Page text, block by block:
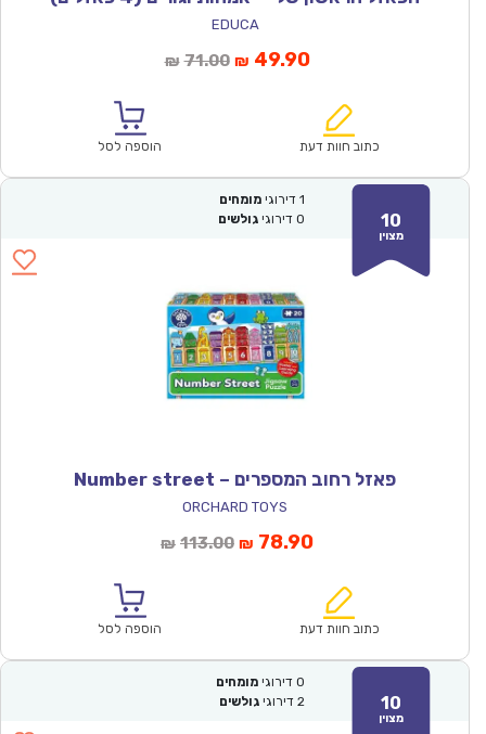
EDUCA
₪ 71.00המחיר
₪71.00.
₪ 49.90המחיר
הוא:
כתוב חוות דעת הוספה לסל
10
מצוין
1 דירוגי מומחים
0 דירוגי גולשים
פאזל רחוב המספרים – Number street
ORCHARD TOYS
₪ 113.00המחיר
₪113.00.
₪ 78.90המחיר
הוא:
כתוב חוות דעת הוספה לסל
10
מצוין
0 דירוגי מומחים
2 דירוגי גולשים